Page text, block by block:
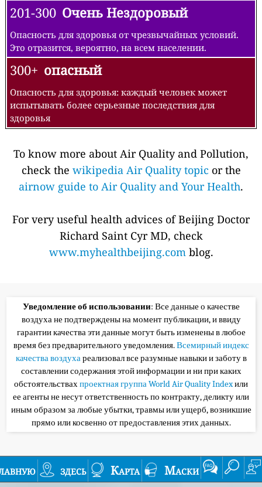
201-300 Очень Нездоровый
Опасность для здоровья от чрезвычайных условий.
Это отразится, вероятно, на всем населении.
300+ опасный
Опасность для здоровья: каждый человек может
испытывать более серьезные последствия для
здоровья
To know more about Air Quality and Pollution,
check the wikipedia Air Quality topic or the
airnow guide to Air Quality and Your Health.
For very useful health advices of Beijing Doctor
Richard Saint Cyr MD, check
www.myhealthbeijing.comblog.
Уведомление об использовании: Все данные о качестве
воздуха не подтверждены на момент публикации, и ввиду
гарантии качества эти данные могут быть изменены в любое
время без предварительного уведомления.Всемирный индекс
качества воздухареализовал все разумные навыки и заботу в
составлении содержания этой информации и ни при каких
обстоятельствахпроектная группа World Air Quality Indexили
ее агенты не несут ответственность по контракту, деликту или
иным образом за любые убытки, травмы или ущерб, возникшие
прямо или косвенно от предоставления этих данных.
здесь Карта Маски